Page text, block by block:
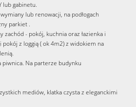
lub gabinetu.
lub renowacji, na podłogach
parkiet .
zachód - pokój, kuchnia oraz łazienka i
pokój z loggią ( ok 4m2) z widokiem na
piwnica. Na parterze budynku
mediów, klatka czysta z eleganckimi